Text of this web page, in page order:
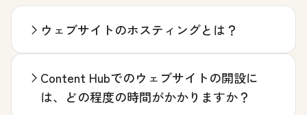
ウェブサイトのホスティングとは？
Content Hubでのウェブサイトの開設に
は、どの程度の時間がかかりますか？